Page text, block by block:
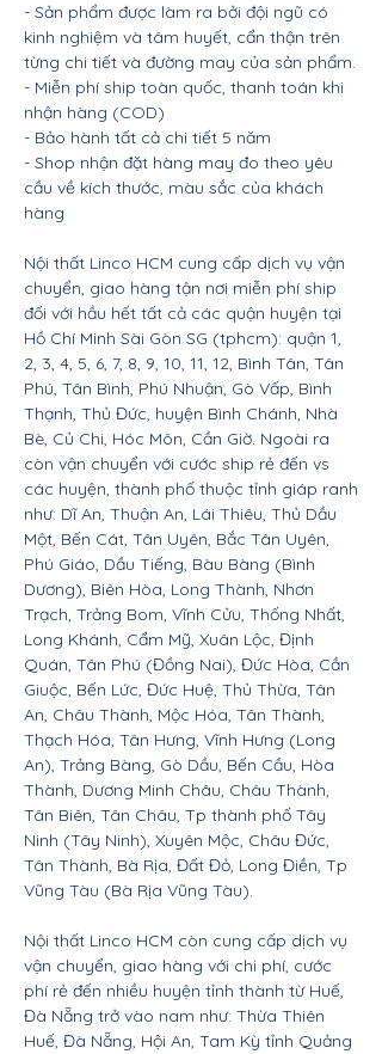
- Sản phẩm được làm ra bởi đội ngũ có
kinh nghiệm và tâm huyết, cẩn thận trên
từng chi tiết và đường may của sản phẩm.
- Miễn phí ship toàn quốc, thanh toán khi
nhận hàng (COD)
- Bảo hành tất cả chi tiết 5 năm
- Shop nhận đặt hàng may đo theo yêu
cầu về kích thước, màu sắc của khách
hàng
Nội thất Linco HCM cung cấp dịch vụ vận
chuyển, giao hàng tận nơi miễn phí ship
đối với hầu hết tất cả các quận huyện tại
Hồ Chí Minh Sài Gòn SG (tphcm): quận 1,
2, 3, 4, 5, 6, 7, 8, 9, 10, 11, 12, Bình Tân, Tân
Phú, Tân Bình, Phú Nhuận, Gò Vấp, Bình
Thạnh, Thủ Đức, huyện Bình Chánh, Nhà
Bè, Củ Chi, Hóc Môn, Cần Giờ. Ngoài ra
còn vận chuyển với cước ship rẻ đến vs
các huyện, thành phố thuộc tỉnh giáp ranh
như: Dĩ An, Thuận An, Lái Thiêu, Thủ Dầu
Một, Bến Cát, Tân Uyên, Bắc Tân Uyên,
Phú Giáo, Dầu Tiếng, Bàu Bàng (Bình
Dương), Biên Hòa, Long Thành, Nhơn
Trạch, Trảng Bom, Vĩnh Cửu, Thống Nhất,
Long Khánh, Cẩm Mỹ, Xuân Lộc, Định
Quán, Tân Phú (Đồng Nai), Đức Hòa, Cần
Giuộc, Bến Lức, Đức Huệ, Thủ Thừa, Tân
An, Châu Thành, Mộc Hóa, Tân Thành,
Thạch Hóa, Tân Hưng, Vĩnh Hưng (Long
An), Trảng Bàng, Gò Dầu, Bến Cầu, Hòa
Thành, Dương Minh Châu, Châu Thành,
Tân Biên, Tân Châu, Tp thành phố Tây
Ninh (Tây Ninh), Xuyên Mộc, Châu Đức,
Tân Thành, Bà Rịa, Đất Đỏ, Long Điền, Tp
Vũng Tàu (Bà Rịa Vũng Tàu).
Nội thất Linco HCM còn cung cấp dịch vụ
vận chuyển, giao hàng với chi phí, cước
phí rẻ đến nhiều huyện tỉnh thành từ Huế,
Đà Nẵng trở vào nam như: Thừa Thiên
Huế, Đà Nẵng, Hội An, Tam Kỳ tỉnh Quảng